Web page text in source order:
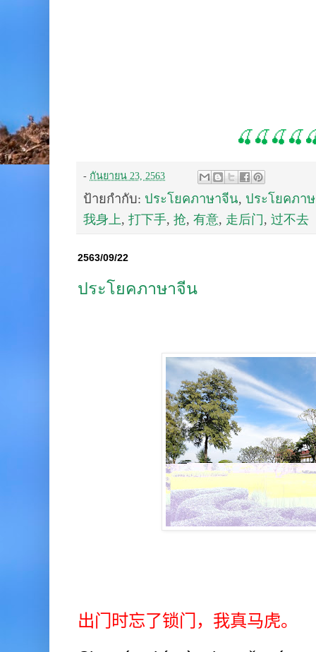
- กันยายน 23, 2563
ป้ายกำกับ: ประโยคภาษาจีน, ประโยคภา
我身上, 打下手, 抢, 有意, 走后门 , 过不去
2563/09/22
ประโยคภาษาจีน
出门时忘了锁门，我真马虎。